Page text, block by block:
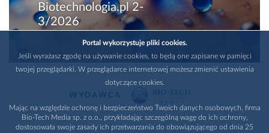
Biotechnologia.pl 2-
3/2026
Portal wykorzystuje pliki cookies.
Jeśli wyrażasz zgodę na używanie cookies, to będą one zapisane w pamięci
twojej przeglądarki. W przeglądarce internetowej możesz zmienić ustawienia
dotyczące cookies.
Mając na względzie ochronę i bezpieczeństwo Twoich danych osobowych, firma
Bio-Tech Media sp. z o.o., przykładając szczególną wagę do ich ochrony,
dostosowała swoje zasady ich przetwarzania do obowiązującego od dnia 25